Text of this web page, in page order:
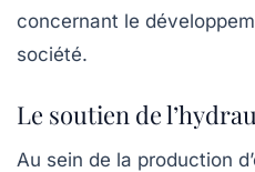
concernant le
société.
Le soutien de
Au sein de la production